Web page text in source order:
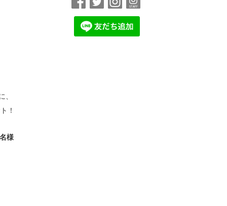
、
！
様